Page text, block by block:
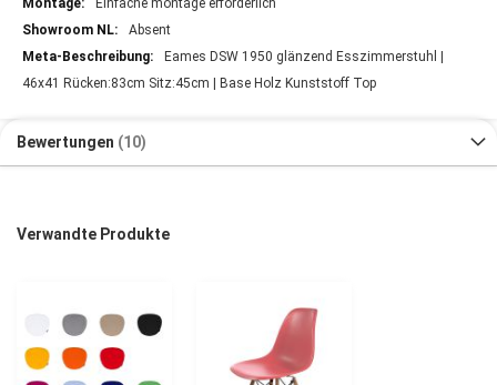
Einfache montage erforderlich
Absent
Eames DSW 1950 glänzend Esszimmerstuhl |
46x41 Rücken:83cm Sitz:45cm | Base Holz Kunststoff Top
Bewertungen 10
Verwandte Produkte